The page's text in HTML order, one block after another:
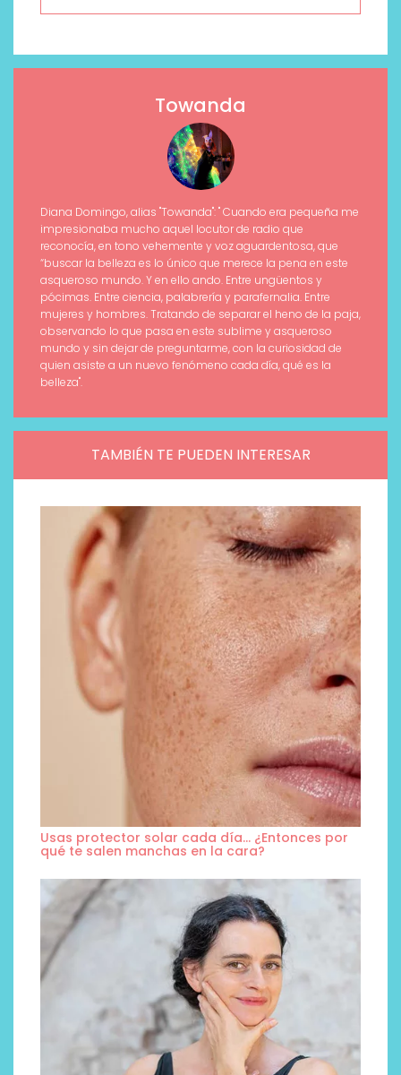
Towanda
Diana Domingo, alias "Towanda": " Cuando era pequeña me
impresionaba mucho aquel locutor de radio que
reconocía, en tono vehemente y voz aguardentosa, que
“buscar la belleza es lo único que merece la pena en este
asqueroso mundo. Y en ello ando. Entre ungüentos y
pócimas. Entre ciencia, palabrería y parafernalia. Entre
mujeres y hombres. Tratando de separar el heno de la paja,
observando lo que pasa en este sublime y asqueroso
mundo y sin dejar de preguntarme, con la curiosidad de
quien asiste a un nuevo fenómeno cada día, qué es la
belleza".
TAMBIÉN TE PUEDEN INTERESAR
Usas protector solar cada día… ¿Entonces por
qué te salen manchas en la cara?